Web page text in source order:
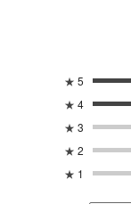
★ 5
★ 4
★ 3
★ 2
★ 1